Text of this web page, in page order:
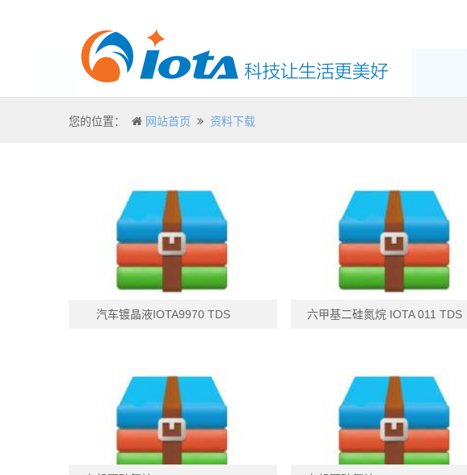
您的位置： 网站首页 资料下载
汽车镀晶液IOTA9970 TDS
汽车镀晶液IOTA9970 TDS
下载
六甲基二硅氮烷 IOTA 011 TDS
六甲基二硅氮烷 IOTA 011 TDS
下载